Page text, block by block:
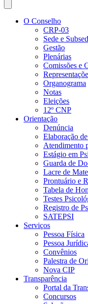
O Conselho
CRP-03
Sede e
Gestão
Plenárias
Comissões e
Organograma
Notas
Eleições
12º CNP
Orientação
Denúncia
Elaboração
Atendimento
Estágio em
Guarda de
Lacre de
Prontuário e
Tabela de
Testes
Registro de
SATEPSI
Serviços
Pessoa Física
Pessoa
Convênios
Palestra de
Nova CIP
Transparência
Portal da
Concursos